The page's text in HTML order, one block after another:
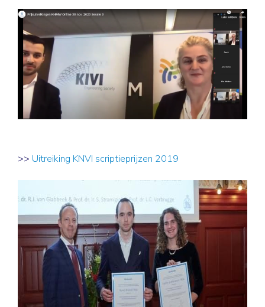
>> Uitreiking KNVI scriptieprijzen 2019